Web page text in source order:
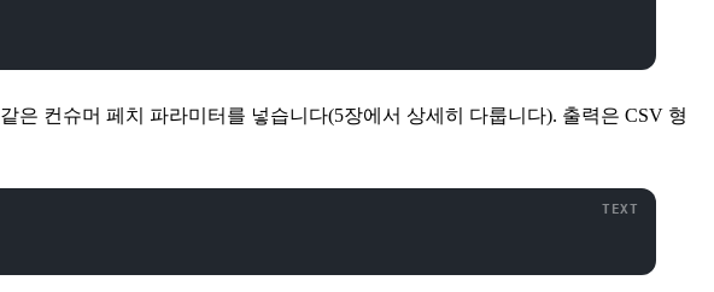
같은 컨슈머 페치 파라미터를 넣습니다(5장에서 상세히 다룹니다). 출력은 CSV 형